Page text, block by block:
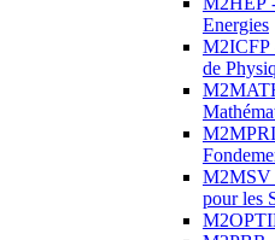
Energies
M2ICFP
de
M2MSV
pour les